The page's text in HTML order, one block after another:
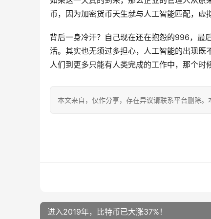
币，因为加密货币天生就与人工智能匹配，虚
背后一身冷汗？自己现在还在抱怨的996，最
活。其实也无须过多担心，人工智能的出现
人们到更多只能有人类完成的工作中，那个时
本文来自 ，仅作分享，存在异议请联系平台删除
进入2019年，比特币已大涨37%！